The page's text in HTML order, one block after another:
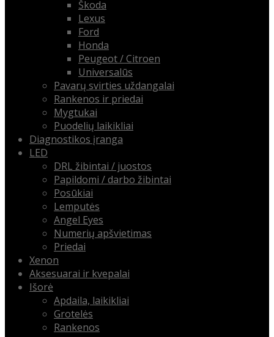
Škoda
Lexus
Ford
Honda
Peugeot / Citroen
Universalūs
Pavarų svirties uždangalai
Rankenos ir priedai
Mygtukai
Puodelių laikikliai
Diagnostikos įranga
LED
DRL žibintai / juostos
Papildomi / darbo žibintai
Posūkiai
Lemputės
Angel Eyes
Numerių apšvietimas
Priedai
Xenon
Aksesuarai ir kvepalai
Išorė
Apdaila, laikikliai
Grotelės
Rankenos